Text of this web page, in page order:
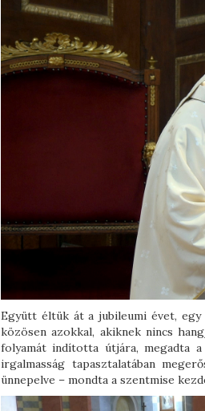
Együtt éltük át a jubileumi évet, egy
közösen azokkal, akiknek nincs
folyamát indította útjára, megadta
irgalmasság tapasztalatában
ünnepelve – mondta a szentmise